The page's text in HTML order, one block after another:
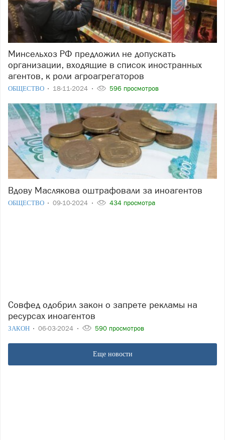
Минсельхоз РФ предложил не допускать
организации, входящие в список иностранных
агентов, к роли агроагрегаторов
ОБЩЕСТВО 18-11-2024 596 просмотров
Вдову Маслякова оштрафовали за иноагентов
ОБЩЕСТВО 09-10-2024 434 просмотра
Совфед одобрил закон о запрете рекламы на
ресурсах иноагентов
ЗАКОН 06-03-2024 590 просмотров
Еще новости